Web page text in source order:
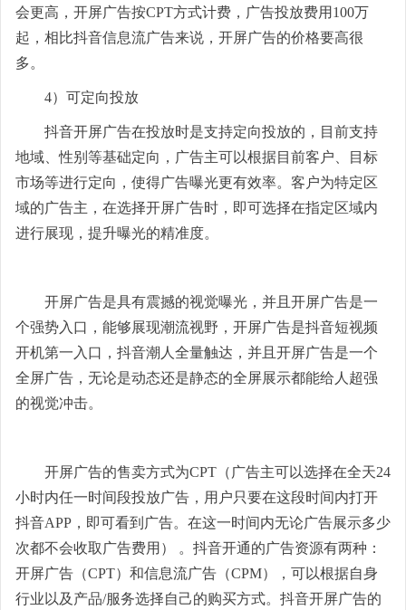
会更高，开屏广告按CPT方式计费，广告投放费用100万
起，相比抖音信息流广告来说，开屏广告的价格要高很
多。
4）可定向投放
抖音开屏广告在投放时是支持定向投放的，目前支持
地域、性别等基础定向，广告主可以根据目前客户、目标
市场等进行定向，使得广告曝光更有效率。客户为特定区
域的广告主，在选择开屏广告时，即可选择在指定区域内
进行展现，提升曝光的精准度。
开屏广告是具有震撼的视觉曝光，并且开屏广告是一
个强势入口，能够展现潮流视野，开屏广告是抖音短视频
开机第一入口，抖音潮人全量触达，并且开屏广告是一个
全屏广告，无论是动态还是静态的全屏展示都能给人超强
的视觉冲击。
开屏广告的售卖方式为CPT（广告主可以选择在全天24
小时内任一时间段投放广告，用户只要在这段时间内打开
抖音APP，即可看到广告。在这一时间内无论广告展示多少
次都不会收取广告费用） 。抖音开通的广告资源有两种：
开屏广告（CPT）和信息流广告（CPM），可以根据自身
行业以及产品/服务选择自己的购买方式。抖音开屏广告的